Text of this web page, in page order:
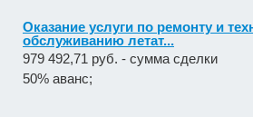
Оказание услуги по ремонту и
обслуживанию летат...
979 492,71 руб. - сумма сделки
50% аванс;